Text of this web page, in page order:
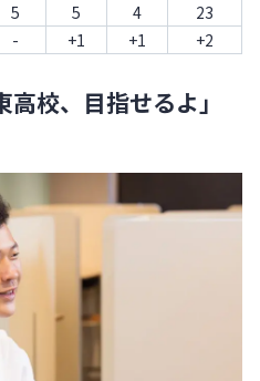
5 5 4
23
- +1 +1 +2
校、目指せるよ」